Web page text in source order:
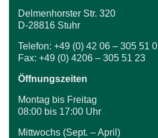
Delmenhorster Str. 320
D-28816 Stuhr
Telefon: +49 (0) 42 06 – 305 51 0
Fax: +49 (0) 4206 – 305 51 23
Öffnungszeiten
Montag bis Freitag
08:00 bis 17:00 Uhr
Mittwochs (Sept. – April)